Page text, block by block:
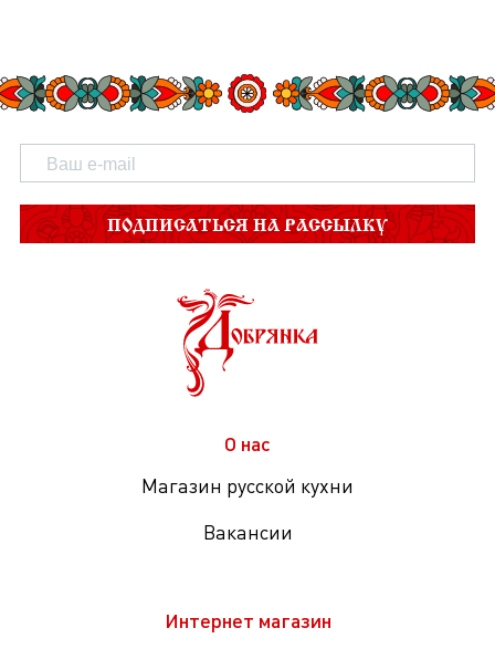
ПОДПИСАТЬСЯ НА РАССЫЛКУ
О нас
Магазин русской кухни
Вакансии
Интернет магазин